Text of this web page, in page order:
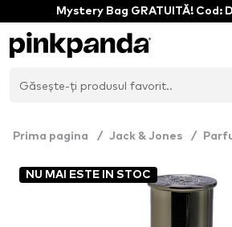
Mystery Bag GRATUITĂ! Cod:
Prima pagina / Jack & Jones /
NU MAI ESTE IN STOC